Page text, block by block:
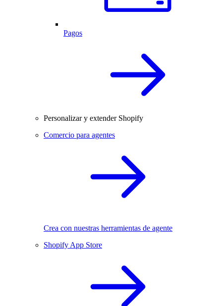
Pagos
Personalizar y extender Shopify
Comercio para agentes
Crea con nuestras herramientas de agente
Shopify App Store